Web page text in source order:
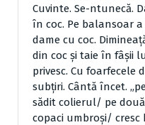
Cuvinte. Se-ntunecă.
în coc. Pe balansoar
dame cu coc.
din coc şi taie în fâşii
privesc. Cu foarfecele
subţiri. Cântă încet.
sădit colierul/ pe
copaci umbroşi/ cresc